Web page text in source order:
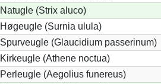
Natugle (Strix aluco)
Høgeugle (Surnia ulula)
Spurveugle (Glaucidium passerinum)
Kirkeugle (Athene noctua)
Perleugle (Aegolius funereus)